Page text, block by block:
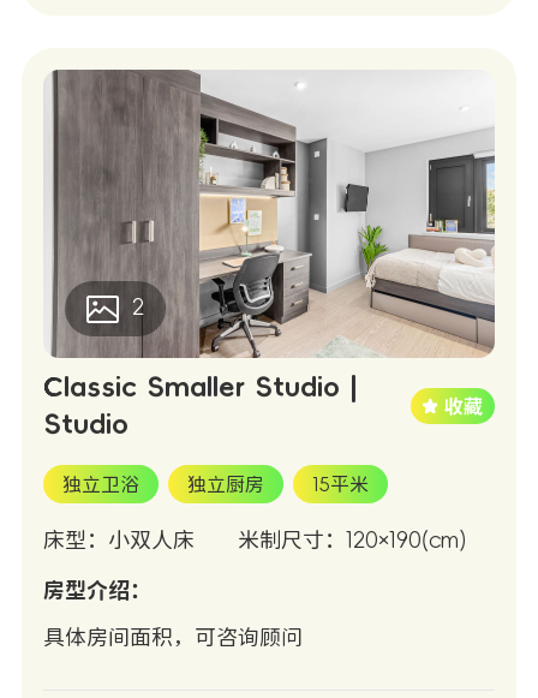
2
Classic Smaller Studio |
Studio
独立卫浴 独立厨房 15平米
床型：小双人床 米制尺寸：120×190(cm)
房型介绍：
具体房间面积，可咨询顾问